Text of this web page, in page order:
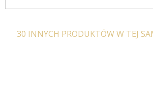
30 INNYCH PRODUKTÓW W TEJ